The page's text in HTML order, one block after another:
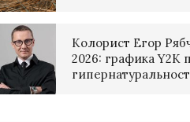
Колорист Егор
2026: графика Y2K